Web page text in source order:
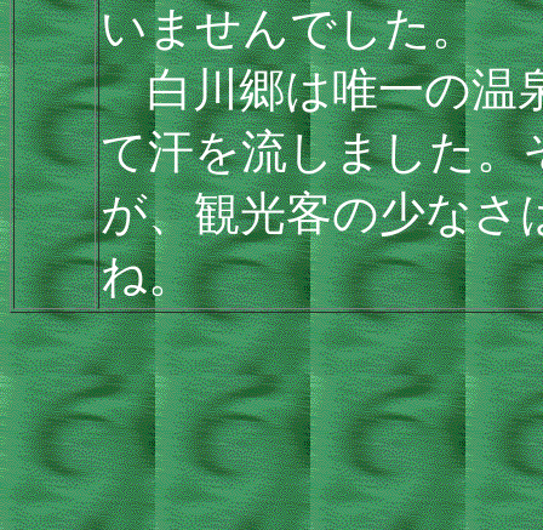
いませんでした。
白川郷は唯一の温
て汗を流しました。
が、観光客の少なさ
ね。